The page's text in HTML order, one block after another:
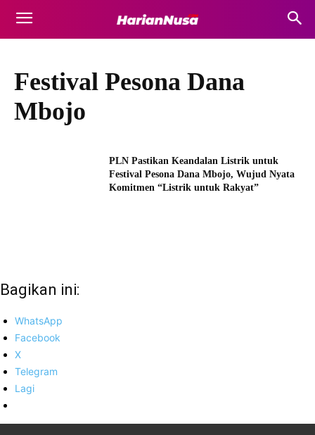
Festival Pesona Dana
Mbojo
PLN Pastikan Keandalan Listrik untuk
Festival Pesona Dana Mbojo, Wujud Nyata
Komitmen “Listrik untuk Rakyat”
Bagikan ini:
WhatsApp
Facebook
X
Telegram
Lagi